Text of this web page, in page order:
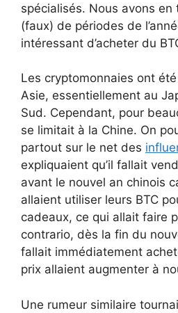
spécialisés. Nous avons
(faux) de périodes de
intéressant d’acheter du
Les cryptomonnaies ont
Asie, essentiellement au
Sud. Cependant, pour
se limitait à la Chine. On
partout sur le net des
expliquaient qu’il fallait
avant le nouvel an chinois
allaient utiliser leurs BTC
cadeaux, ce qui allait faire
contrario, dès la fin du
fallait immédiatement
prix allaient augmenter à
Une rumeur similaire